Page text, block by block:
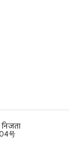
निजता
号